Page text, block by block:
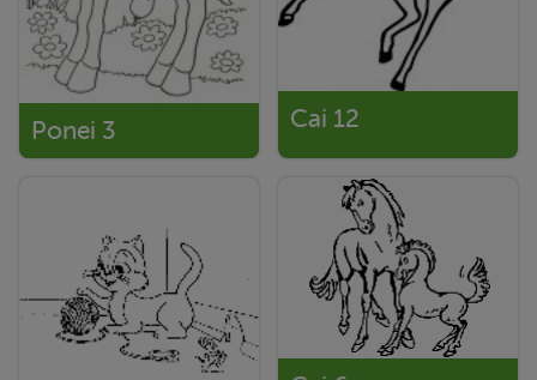
Ponei 3 Cai 12